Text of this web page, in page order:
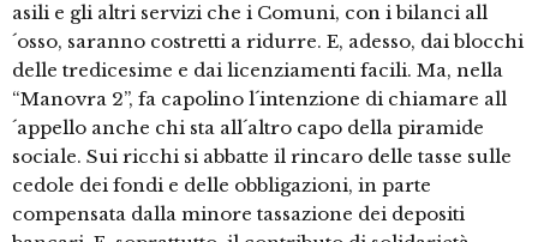
asili e gli altri servizi che i Comuni, con i bilanci all
´osso, saranno costretti a ridurre. E, adesso, dai blocchi
delle tredicesime e dai licenziamenti facili. Ma, nella
“Manovra 2”, fa capolino l´intenzione di chiamare all
´appello anche chi sta all´altro capo della piramide
sociale. Sui ricchi si abbatte il rincaro delle tasse sulle
cedole dei fondi e delle obbligazioni, in parte
compensata dalla minore tassazione dei depositi